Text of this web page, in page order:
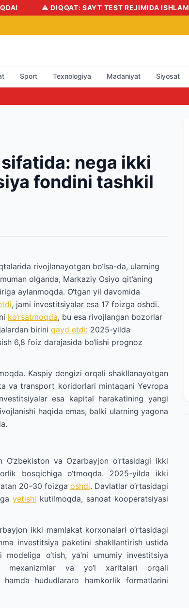
SAYT TEST REJIMIDA ISHLAMOQDA!
Sport Texnologiya Madaniyat Siyosat
nega ikki
fondini tashkil
rivojlanayotgan bo‘lsa-da, ularning
olganda, Markaziy Osiyo qit’aning
aylanmoqda. O‘tgan yil davomida
, jami investitsiyalar esa 17 foizga oshdi.
ko‘rsatmoqda, bu esa rivojlangan bozorlar
birini qayd etdi: 2025-yilda
6,8 foiz darajasida bo‘lishi prognoz
Kaspiy dengizi orqali shakllanayotgan
va transport koridorlari mintaqani Yevropa
esa kapital harakatining yangi
haqida emas, balki ularning yagona
va Ozarbayjon o‘rtasidagi ikki
bosqichiga o‘tmoqda. 2025-yilda ikki
20–30 foizga oshdi. Davlatlar o‘rtasidagi
yetishi kutilmoqda, sanoat kooperatsiyasi
ikki mamlakat korxonalari o‘rtasidagi
investitsiya paketini shakllantirish ustida
o‘tish, ya’ni umumiy investitsiya
mexanizmlar va yo‘l xaritalari orqali
hududlararo hamkorlik formatlarini